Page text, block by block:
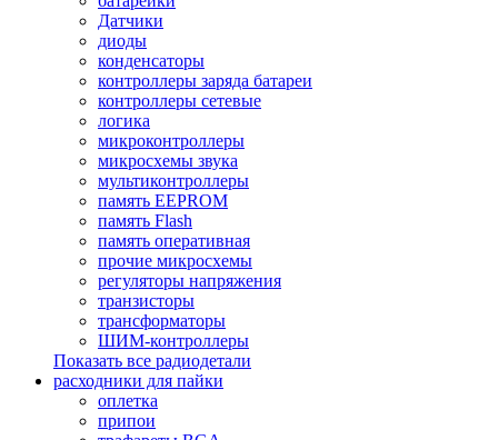
Датчики
диоды
конденсаторы
контроллеры заряда батареи
контроллеры сетевые
логика
микроконтроллеры
микросхемы звука
мультиконтроллеры
память EEPROM
память Flash
память оперативная
прочие микросхемы
регуляторы напряжения
транзисторы
трансформаторы
ШИМ-контроллеры
Показать все радиодетали
расходники для пайки
оплетка
припои